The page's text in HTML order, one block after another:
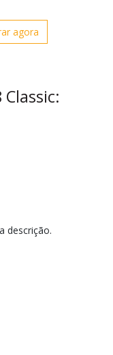
agora
descrição.